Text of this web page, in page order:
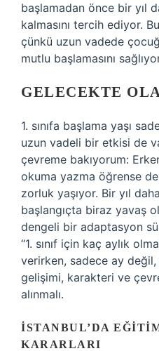
başlamadan önce bir yıl
kalmasını tercih ediyor.
çünkü uzun vadede
mutlu başlamasını
GELECEKTE
1. sınıfa başlama yaşı
uzun vadeli bir etkisi de
çevreme bakıyorum:
okuma yazma öğrense
zorluk yaşıyor. Bir yıl
başlangıçta biraz yavaş
dengeli bir adaptasyon
“1. sınıf için kaç aylık
verirken, sadece ay
gelişimi, karakteri ve
alınmalı.
İSTANBUL’DA
KARARLARI